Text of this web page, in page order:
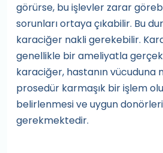
görürse, bu işlevler zarar
sorunları ortaya çıkabilir. Bu
karaciğer nakli gerekebilir.
genellikle bir ameliyatla
karaciğer, hastanın vücuduna
prosedür karmaşık bir işlem
belirlenmesi ve uygun
gerekmektedir.